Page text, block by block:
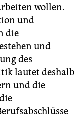
wollen.
und
die
und
des
lautet deshalb
und die